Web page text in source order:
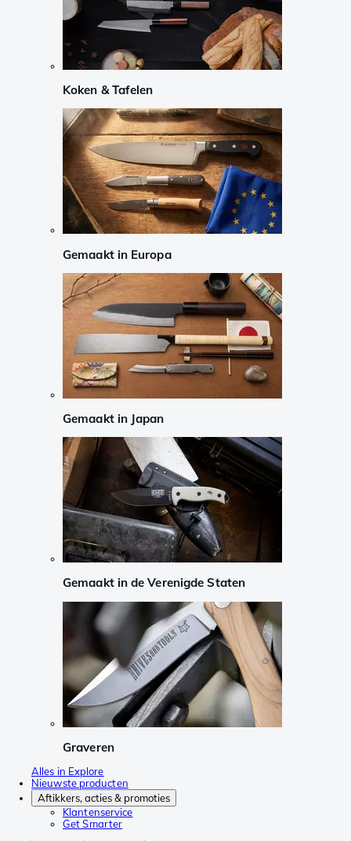
Koken & Tafelen
Gemaakt in Europa
Gemaakt in Japan
Gemaakt in de Verenigde Staten
Graveren
Alles in Explore
Nieuwste producten
Aftikkers, acties & promoties
Klantenservice
Get Smarter